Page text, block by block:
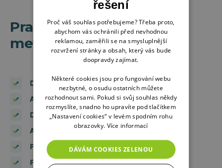
Pracujeme s o věřenými
metodami
DV360
Adform
Data management platformy
Audience segmentace
Private deals
Frequency capping
řešení
Proč váš souhlas potřebujeme? Třeba proto,
abychom vás ochránili před nevhodnou
reklamou, zaměřili se na smysluplnější
rozvržení stránky a obsah, který vás bude
doopravdy zajímat.
Některé cookies jsou pro fungování webu
nezbytné, o osudu ostatních můžete
rozhodnout sami. Pokud si svůj souhlas někdy
rozmyslíte, snadno ho upravíte pod tlačítkem
„Nastavení cookies“ v levém spodním rohu
obrazovky. Více informací
DÁVÁM COOKIES ZELENOU